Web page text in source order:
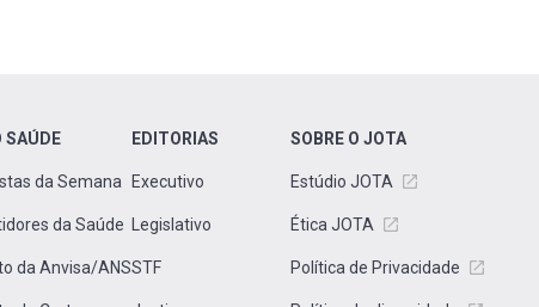
SAÚDE
da Semana
da Saúde
da Anvisa/ANS
EDITORIAS
Executivo
Legislativo
STF
SOBRE O JOTA
Estúdio JOTA
Ética JOTA
Política de Privacidade